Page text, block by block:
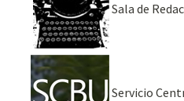
Sala de
Servicio